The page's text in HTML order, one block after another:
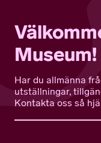
Museum!
Har du allmänna
utställningar,
Kontakta oss så